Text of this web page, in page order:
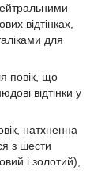
відтінках,
для
повік, що
відтінки у
натхненна
з шести
і золотий),